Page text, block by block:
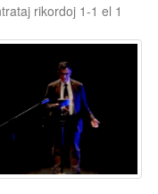
rikordoj 1-1 el 1